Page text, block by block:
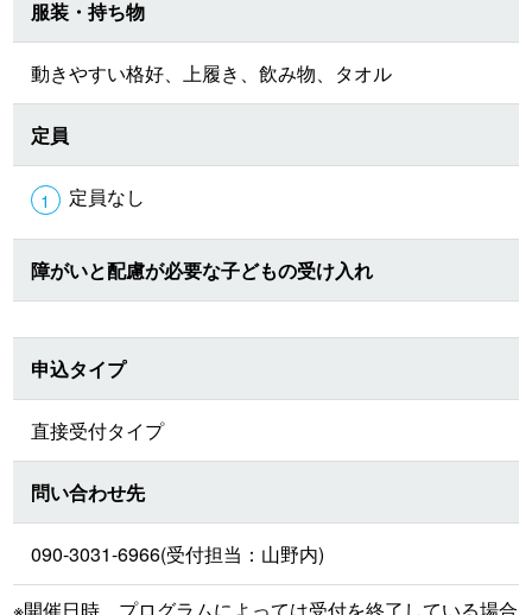
服装・持ち物
動きやすい格好、上履き、飲み物、タオル
定員
定員なし
障がいと配慮が必要な子どもの受け入れ
申込タイプ
直接受付タイプ
問い合わせ先
090-3031-6966(受付担当：山野内)